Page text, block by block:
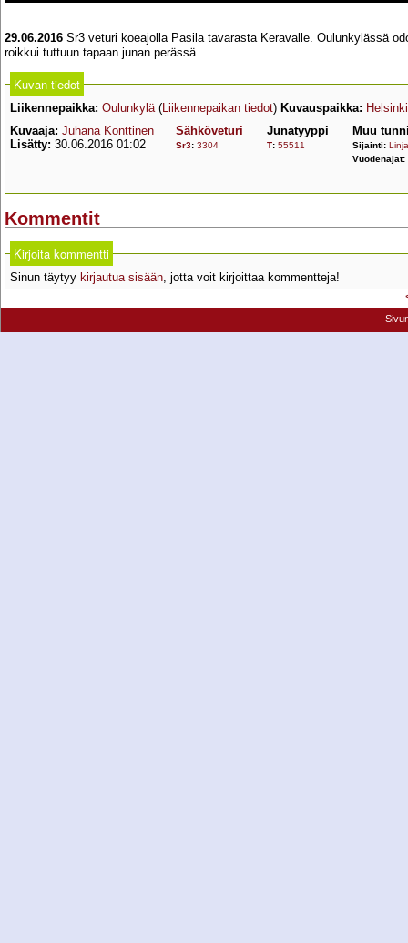
29.06.2016 Sr3 veturi koeajolla Pasila tavarasta Keravalle. Oulunkylässä
roikkui tuttuun tapaan junan perässä.
Kuvan tiedot
Liikennepaikka: Oulunkylä(Liikennepaikan tiedot) Kuvauspaikka: Helsinki
Kuvaaja: Juhana Konttinen
Lisätty: 30.06.2016 01:02
Sähköveturi
Sr3: 3304
Junatyyppi
T: 55511
Muu
Sijainti:
Vuodenajat:
Kommentit
Kirjoita kommentti
Sinun täytyy kirjautua sisään, jotta voit kirjoittaa kommentteja!